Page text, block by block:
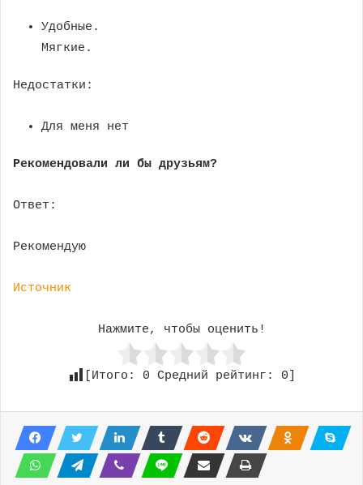
Удобные.
Мягкие.
Недостатки:
Для меня нет
Рекомендовали ли бы друзьям?
Ответ:
Рекомендую
Источник
Нажмите, чтобы оценить!
[Итого: 0 Средний рейтинг: 0